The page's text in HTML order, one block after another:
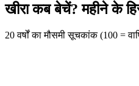
खीरा कब बेचें? महीने के
20 वर्षों का मौसमी सूचकांक (100 =